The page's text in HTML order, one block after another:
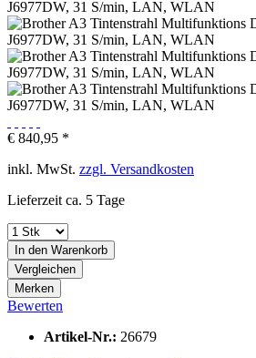
€ 840,95 *
inkl. MwSt. zzgl. Versandkosten
Lieferzeit ca. 5 Tage
In den Warenkorb
Vergleichen
Merken
Bewerten
Artikel-Nr.: 26679